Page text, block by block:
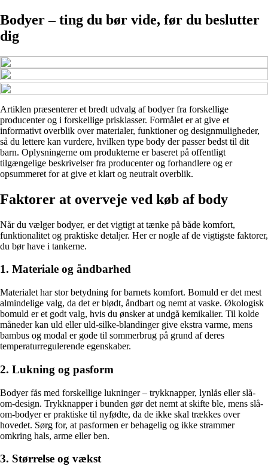
Bodyer – ting du bør vide, før du beslutter
dig
Artiklen præsenterer et bredt udvalg af bodyer fra forskellige
producenter og i forskellige prisklasser. Formålet er at give et
informativt overblik over materialer, funktioner og designmuligheder,
så du lettere kan vurdere, hvilken type body der passer bedst til dit
barn. Oplysningerne om produkterne er baseret på offentligt
tilgængelige beskrivelser fra producenter og forhandlere og er
opsummeret for at give et klart og neutralt overblik.
Faktorer at overveje ved køb af body
Når du vælger bodyer, er det vigtigt at tænke på både komfort,
funktionalitet og praktiske detaljer. Her er nogle af de vigtigste faktorer,
du bør have i tankerne.
1. Materiale og åndbarhed
Materialet har stor betydning for barnets komfort. Bomuld er det mest
almindelige valg, da det er blødt, åndbart og nemt at vaske. Økologisk
bomuld er et godt valg, hvis du ønsker at undgå kemikalier. Til kolde
måneder kan uld eller uld-silke-blandinger give ekstra varme, mens
bambus og modal er gode til sommerbrug på grund af deres
temperaturregulerende egenskaber.
2. Lukning og pasform
Bodyer fås med forskellige lukninger – trykknapper, lynlås eller slå-
om-design. Trykknapper i bunden gør det nemt at skifte ble, mens slå-
om-bodyer er praktiske til nyfødte, da de ikke skal trækkes over
hovedet. Sørg for, at pasformen er behagelig og ikke strammer
omkring hals, arme eller ben.
3. Størrelse og vækst